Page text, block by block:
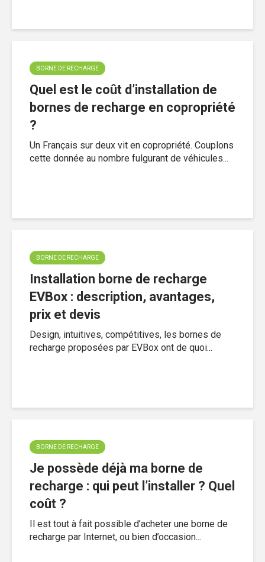
BORNE DE RECHARGE
Quel est le coût d’installation de
bornes de recharge en copropriété
?
Un Français sur deux vit en copropriété. Couplons
cette donnée au nombre fulgurant de véhicules...
BORNE DE RECHARGE
Installation borne de recharge
EVBox : description, avantages,
prix et devis
Design, intuitives, compétitives, les bornes de
recharge proposées par EVBox ont de quoi...
BORNE DE RECHARGE
Je possède déjà ma borne de
recharge : qui peut l’installer ? Quel
coût ?
Il est tout à fait possible d’acheter une borne de
recharge par Internet, ou bien d’occasion...